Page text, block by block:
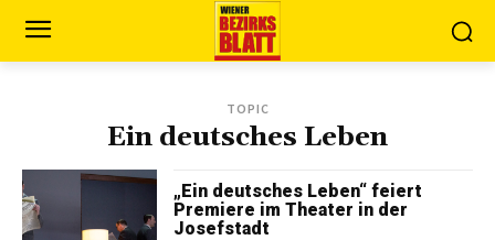
TOPIC
Ein deutsches Leben
„Ein deutsches Leben“ feiert
Premiere im Theater in der
Josefstadt